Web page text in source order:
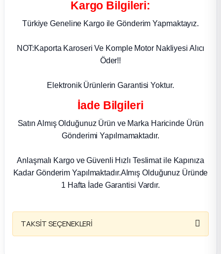
Kargo Bilgileri:
Türkiye Geneline Kargo ile Gönderim Yapmaktayız.
NOT:Kaporta Karoseri Ve Komple Motor Nakliyesi Alıcı
Öder!!
Elektronik Ürünlerin Garantisi Yoktur.
İade Bilgileri
Satın Almış Olduğunuz Ürün ve Marka Haricinde Ürün
Gönderimi Yapılmamaktadır.
Anlaşmalı Kargo ve Güvenli Hızlı Teslimat ile Kapınıza
Kadar Gönderim Yapılmaktadır.Almış Olduğunuz Üründe
1 Hafta İade Garantisi Vardır.
TAKSİT SEÇENEKLERİ